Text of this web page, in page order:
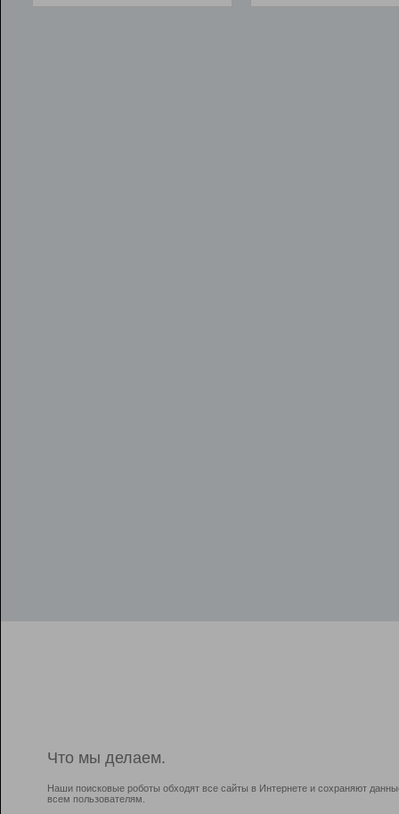
Что мы делаем.
Наши поисковые роботы обходят все сайты в Интернете и сохраняют
всем пользователям.